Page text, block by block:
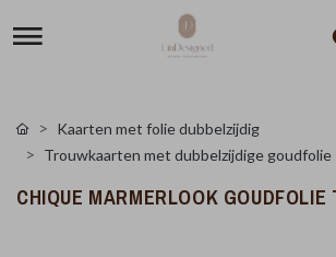
Kaarten met folie dubbelzijdig
Trouwkaarten met dubbelzijdige goudfolie
CHIQUE MARMERLOOK